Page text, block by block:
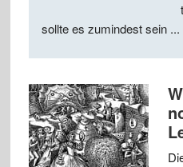
sollte es zumindest sein ...